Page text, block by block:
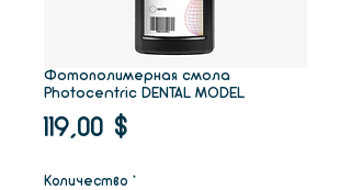
Фотополимерная смола
Photocentric DENTAL MODEL
119,00 $Цена
Количество *